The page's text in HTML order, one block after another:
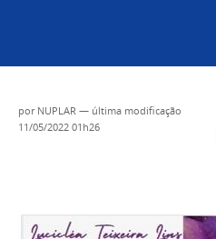
por NUPLAR — última modificação
11/05/2022 01h26